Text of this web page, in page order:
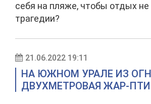
себя на пляже, чтобы отдых не
трагедии?
21.06.2022 19:11
НА ЮЖНОМ УРАЛЕ ИЗ
ДВУХМЕТРОВАЯ ЖАР-